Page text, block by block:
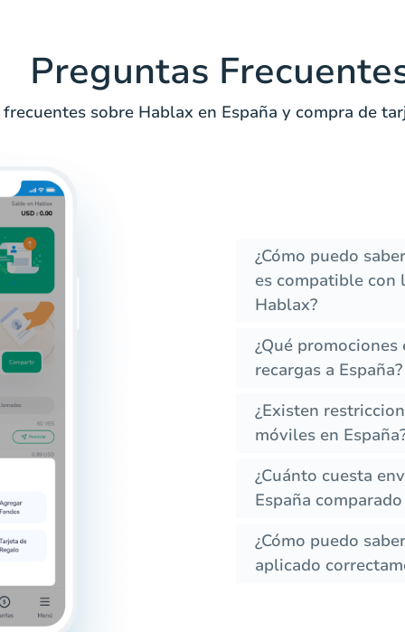
Preguntas
sobre Hablax en España y compra de
¿Cómo puedo
es compatible con
Hablax?
¿Qué
recargas a España?
¿Existen
móviles en
¿Cuánto cuesta
España
¿Cómo puedo
aplicado